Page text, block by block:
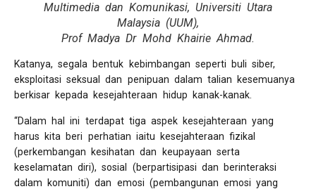
Multimedia dan Komunikasi, Universiti Utara
Malaysia (UUM),
Prof Madya Dr Mohd Khairie Ahmad.
Katanya, segala bentuk kebimbangan seperti buli siber,
eksploitasi seksual dan penipuan dalam talian kesemuanya
berkisar kepada kesejahteraan hidup kanak-kanak.
“Dalam hal ini terdapat tiga aspek kesejahteraan yang
harus kita beri perhatian iaitu kesejahteraan fizikal
(perkembangan kesihatan dan keupayaan serta
keselamatan diri), sosial (berpartisipasi dan berinteraksi
dalam komuniti) dan emosi (pembangunan emosi yang